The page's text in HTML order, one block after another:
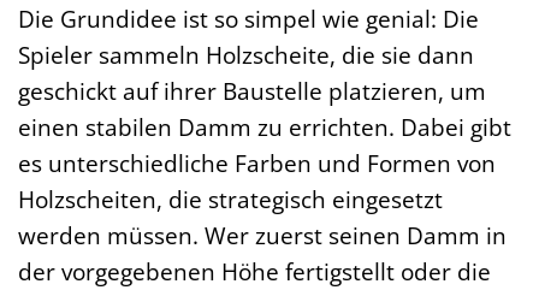
Die Grundidee ist so simpel wie genial: Die
Spieler sammeln Holzscheite, die sie dann
geschickt auf ihrer Baustelle platzieren, um
einen stabilen Damm zu errichten. Dabei gibt
es unterschiedliche Farben und Formen von
Holzscheiten, die strategisch eingesetzt
werden müssen. Wer zuerst seinen Damm in
der vorgegebenen Höhe fertigstellt oder die